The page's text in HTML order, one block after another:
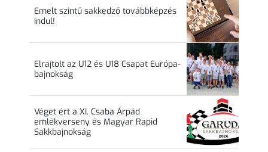
Emelt szintű sakkedző továbbképzés
indul!
Elrajtolt az U12 és U18 Csapat Európa-
bajnokság
Véget ért a XI. Csaba Árpád
emlékverseny és Magyar Rapid
Sakkbajnokság